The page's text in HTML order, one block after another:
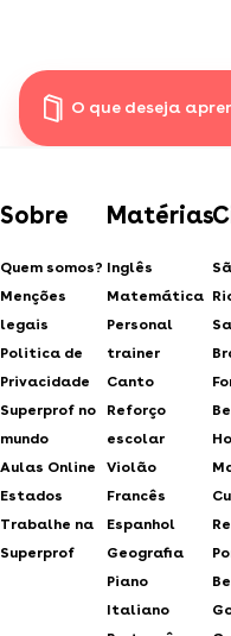
O que deseja
Sobre
Quem somos?
Menções
legais
Politica de
Privacidade
Superprof no
mundo
Aulas Online
Estados
Trabalhe na
Superprof
Matérias
Inglês
Matemática
Personal
trainer
Canto
Reforço
escolar
Violão
Francês
Espanhol
Geografia
Piano
Italiano